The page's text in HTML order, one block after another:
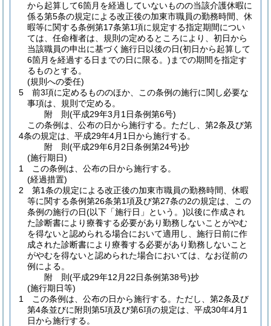
から起算して6箇月を経過していないものの当該介護休暇に
係る第5条の規定による改正後の加東市職員の勤務時間、休
暇等に関する条例第17条第1項に規定する指定期間につい
ては、任命権者は、規則の定めるところにより、初日から
当該職員の申出に基づく施行日以後の日(初日から起算して
6箇月を経過する日までの日に限る。) までの期間を指定す
るものとする。
(規則への委任)
5
前3項に定めるもののほか、この条例の施行に関し必要な
事項は、規則で定める。
附 則(平成29年3月1日条例第6号)
この条例は、公布の日から施行する。 ただし、第2条及び第
4条の規定は、平成29年4月1日から施行する。
附 則(平成29年6月2日条例第24号)抄
(施行期日)
1
この条例は、公布の日から施行する。
(経過措置)
2
第1条の規定による改正後の加東市職員の勤務時間、休暇
等に関する条例第26条第1項及び第27条の2の規定は、この
条例の施行の日(以下「施行日」という。)以後に作成され
た診断書により療養する必要があり勤務しないことがやむ
を得ないと認められる場合において適用し、施行日前に作
成された診断書により療養する必要があり勤務しないこと
がやむを得ないと認められた場合においては、なお従前の
例による。
附 則(平成29年12月22日条例第38号)抄
(施行期日等)
1
この条例は、公布の日から施行する。 ただし、第2条及び
第4条並びに附則第5項及び第6項の規定は、平成30年4月1
日から施行する。